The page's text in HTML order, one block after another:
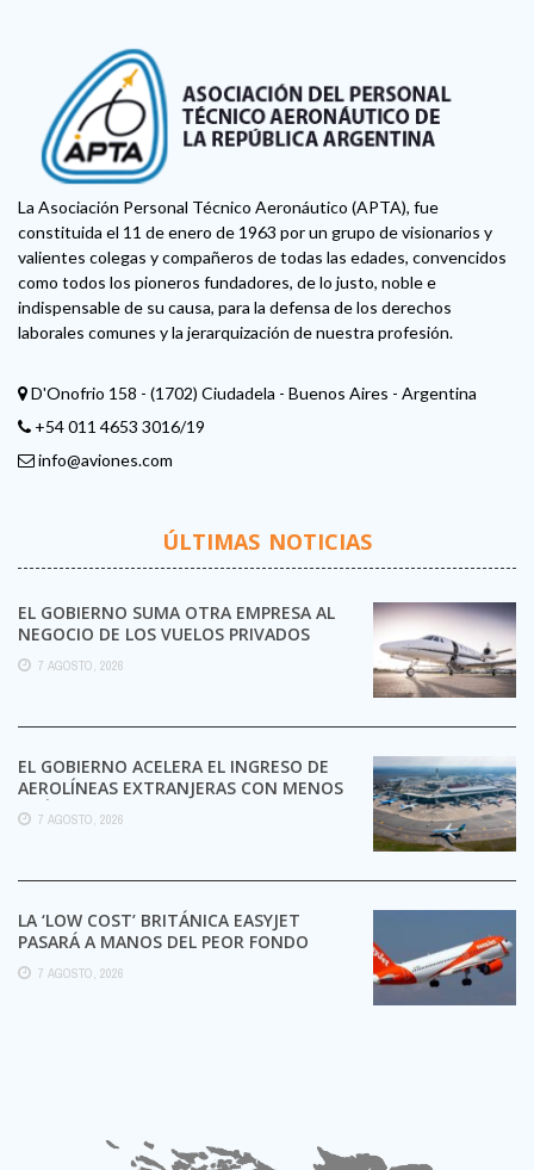
La Asociación Personal Técnico Aeronáutico (APTA), fue
constituida el 11 de enero de 1963 por un grupo de visionarios y
valientes colegas y compañeros de todas las edades, convencidos
como todos los pioneros fundadores, de lo justo, noble e
indispensable de su causa, para la defensa de los derechos
laborales comunes y la jerarquización de nuestra profesión.
D'Onofrio 158 - (1702) Ciudadela - Buenos Aires - Argentina
+54 011 4653 3016/19
info@aviones.com
ÚLTIMAS NOTICIAS
EL GOBIERNO SUMA OTRA EMPRESA AL
NEGOCIO DE LOS VUELOS PRIVADOS
7 AGOSTO, 2026
EL GOBIERNO ACELERA EL INGRESO DE
AEROLÍNEAS EXTRANJERAS CON MENOS
TRÁMITES
7 AGOSTO, 2026
LA ‘LOW COST’ BRITÁNICA EASYJET
PASARÁ A MANOS DEL PEOR FONDO
POSIBLE:
7 AGOSTO, 2026